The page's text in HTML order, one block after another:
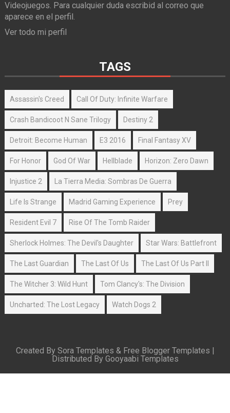
Videojuegos. Para cualquier duda escribid al correo que
aparece en el perfil.
Ver todo mi perfil
TAGS
Assassin's Creed Call Of Duty: Infinite Warfare
Crash Bandicoot N Sane Trilogy Destiny 2
Detroit: Become Human E3 2016 Final Fantasy XV
For Honor God Of War Hellblade Horizon: Zero Dawn
Injustice 2 La Tierra Media: Sombras De Guerra
Life Is Strange Madrid Gaming Experience Prey
Resident Evil 7 Rise Of The Tomb Raider
Sherlock Holmes: The Devil's Daughter Star Wars: Battlefront
The Last Guardian The Last Of Us The Last Of Us Part II
The Witcher 3: Wild Hunt Tom Clancy's: The Division
Uncharted: The Lost Legacy Watch Dogs 2
Created By Sora Templates & Free Blogger Templates
Distributed By Gooyaabi Templates